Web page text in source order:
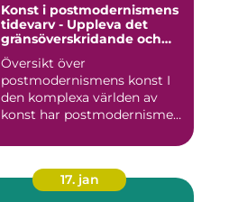
Konst i postmodernismens
tidevarv - Uppleva det
gränsöverskridande och
mångfacetterade
Översikt över
postmodernismens konst I
den komplexa världen av
konst har postmodernismen
17. jan